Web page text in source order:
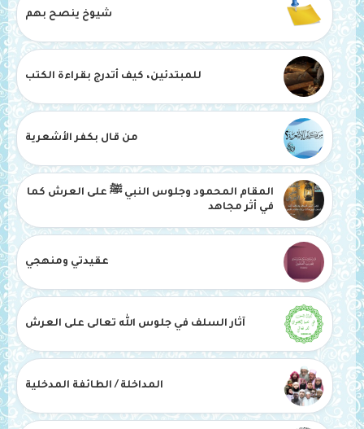
شيوخ ينصح بهم
للمبتدئين، كيف أتدرج بقراءة الكتب
من قال بكفر الأشعرية
المقام المحمود وجلوس النبي ﷺ على العرش كما
في أثر مجاهد
عقيدتي ومنهجي
آثار السلف في جلوس الله تعالى على العرش
المداخلة / الطائفة المدخلية